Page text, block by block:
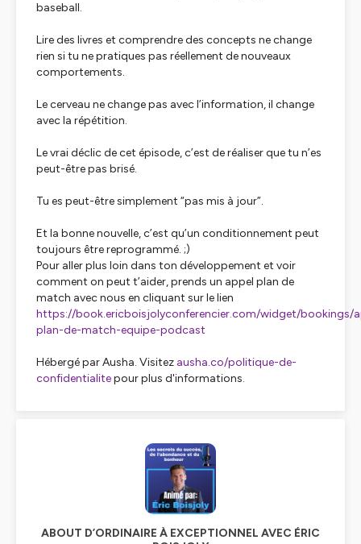
baseball.
Lire des livres et comprendre des concepts ne change
rien si tu ne pratiques pas réellement de nouveaux
comportements.
Le cerveau ne change pas avec l’information, il change
avec la répétition.
Le vrai déclic de cet épisode, c’est de réaliser que tu n’es
peut-être pas brisé.
Tu es peut-être simplement “pas mis à jour”.
Et la bonne nouvelle, c’est qu’un conditionnement peut
toujours être reprogrammé. ;)
Pour aller plus loin dans ton développement et voir
comment on peut t’aider, prends un appel plan de
match avec nous en cliquant sur le lien
https://book.ericboisjolyconferencier.com/widget/bookings/
plan-de-match-equipe-podcast
Hébergé par Ausha. Visitez ausha.co/politique-de-
confidentialitepour plus d'informations.
ABOUT D’ORDINAIRE À EXCEPTIONNEL AVEC ÉRIC